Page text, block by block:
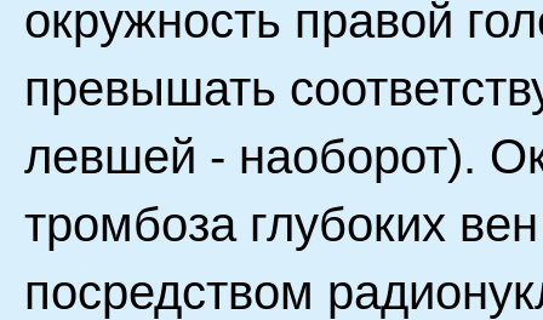
окружность правой
превышать
левшей - наоборот).
тромбоза глубоких
посредством